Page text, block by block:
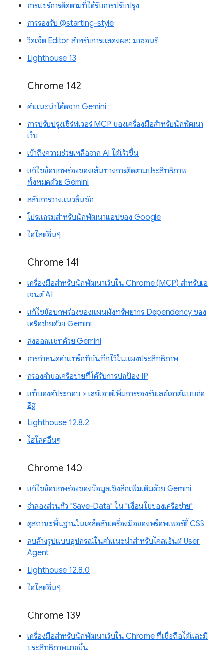
การแชร์การติดตามที่ได้รับการปรับปรุง
การรองรับ @starting-style
วิดเจ็ต Editor สำหรับการแสดงผล: มาซอนรี
Lighthouse 13
Chrome 142
คำแนะนำโค้ดจาก Gemini
การปรับปรุงเซิร์ฟเวอร์ MCP ของเครื่องมือสำหรับนักพัฒนา
เว็บ
เข้าถึงความช่วยเหลือจาก AI ได้เร็วขึ้น
แก้ไขข้อบกพร่องของเส้นทางการติดตามประสิทธิภาพ
ทั้งหมดด้วย Gemini
สลับการวางแนวลิ้นชัก
โปรแกรมสำหรับนักพัฒนาแอปของ Google
ไฮไลต์อื่นๆ
Chrome 141
เครื่องมือสำหรับนักพัฒนาเว็บใน Chrome (MCP) สำหรับเอ
เจนต์ AI
แก้ไขข้อบกพร่องของแผนผังทรัพยากร Dependency ของ
เครือข่ายด้วย Gemini
ส่งออกแชทด้วย Gemini
การกำหนดค่าแทร็กที่บันทึกไว้ในแผงประสิทธิภาพ
กรองคำขอเครือข่ายที่ได้รับการปกป้อง IP
แท็บองค์ประกอบ > เลย์เอาต์เพิ่มการรองรับเลย์เอาต์แบบก่อ
อิฐ
Lighthouse 12.8.2
ไฮไลต์อื่นๆ
Chrome 140
แก้ไขข้อบกพร่องของข้อมูลเชิงลึกเพิ่มเติมด้วย Gemini
จำลองส่วนหัว "Save-Data" ใน "เงื่อนไขของเครือข่าย"
ดูสถานะพื้นฐานในเคล็ดลับเครื่องมือของพร็อพเพอร์ตี้ CSS
ลบล้างรูปแบบอุปกรณ์ในคำแนะนำสำหรับไคลเอ็นต์ User
Agent
Lighthouse 12.8.0
ไฮไลต์อื่นๆ
Chrome 139
เครื่องมือสำหรับนักพัฒนาเว็บใน Chrome ที่เชื่อถือได้และมี
ประสิทธิภาพมากขึ้น